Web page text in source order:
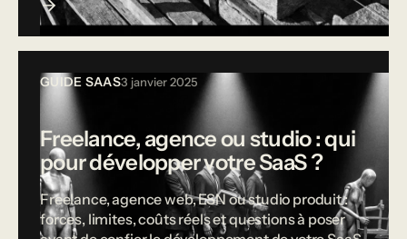
GUIDE SAAS3 janvier 2025
Freelance, agence ou studio : qui
pour développer votre SaaS ?
Freelance, agence web, ESN ou studio produit :
forces, limites, coûts réels et questions à poser